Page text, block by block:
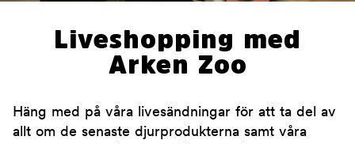
Liveshopping med
Arken Zoo
Häng med på våra livesändningar för att ta del av
allt om de senaste djurprodukterna samt våra